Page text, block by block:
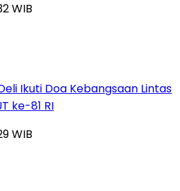
WIB
Ikuti Doa Kebangsaan Lintas
ke-81 RI
WIB